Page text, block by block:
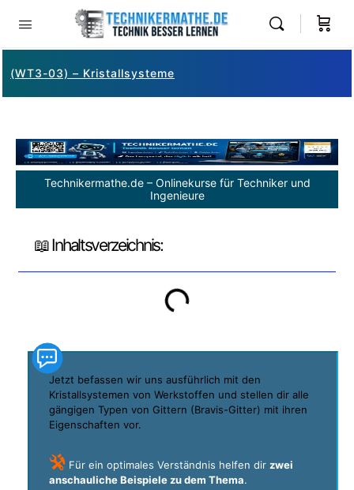
(WT3-03) – Kristallsysteme
Technikermathe.de – Onlinekurse für Techniker und
Ingenieure
📖 Inhaltsverzeichnis:
Jetzt befassen wir uns ausführlich mit den
Kristallsystemen von Werkstoffen und stellen dir alle
gängigen Typen von Gittern (Bravis-Gitter) mit ihren
Eigenschaften vor.
Für ein optimales Verständnis helfen dir zwei
anschauliche Beispiele zu dem Thema.